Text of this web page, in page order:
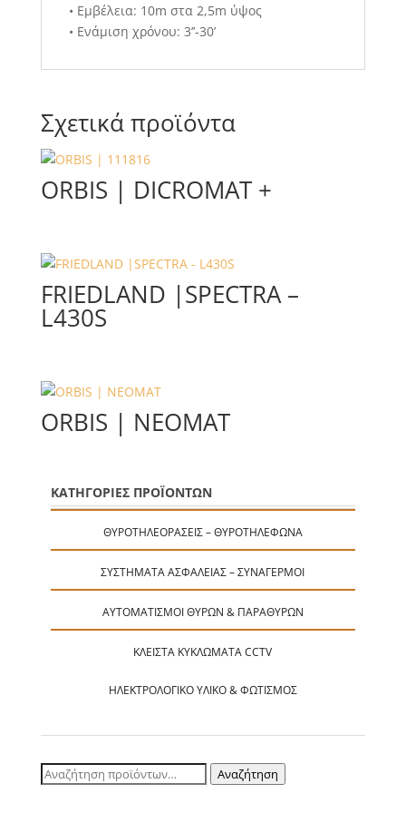
• Εμβέλεια: 10m στα 2,5m ύψος
• Ενάμιση χρόνου: 3’’-30’
Σχετικά προϊόντα
ORBIS | DICROMAT +
FRIEDLAND |SPECTRA –
L430S
ORBIS | ΝΕΟMAT
ΚΑΤΗΓΟΡΙΕΣ ΠΡΟΪΟΝΤΩΝ
ΘΥΡΟΤΗΛΕΟΡΆΣΕΙΣ – ΘΥΡΟΤΗΛΈΦΩΝΑ
ΣΥΣΤΉΜΑΤΑ ΑΣΦΑΛΕΊΑΣ – ΣΥΝΑΓΕΡΜΟΊ
ΑΥΤΟΜΑΤΙΣΜΟΊ ΘΥΡΏΝ & ΠΑΡΑΘΎΡΩΝ
ΚΛΕΙΣΤΆ ΚΥΚΛΏΜΑΤΑ CCTV
ΗΛΕΚΤΡΟΛΟΓΙΚΌ ΥΛΙΚΌ & ΦΩΤΙΣΜΌΣ
Αναζήτηση
Αναζήτηση